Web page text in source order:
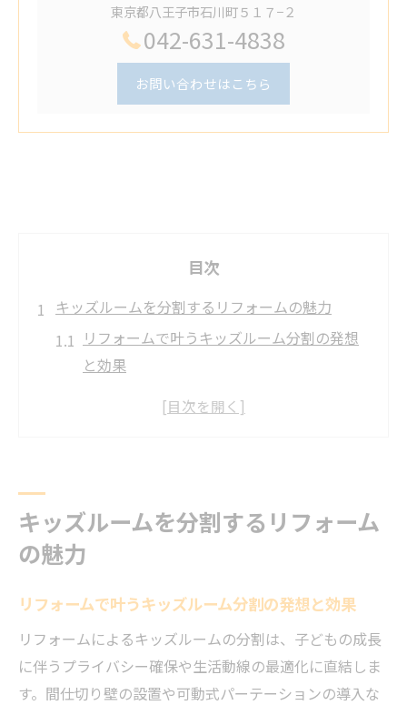
東京都八王子市石川町５１７−２
042-631-4838
お問い合わせはこちら
目次
キッズルームを分割するリフォームの魅力
リフォームで叶うキッズルーム分割の発想
と効果
成長に合わせた子供部屋リフォームの実例
使わなくなった部屋のリフォーム最新アイ
デア集
キッズルーム分割で家族のプライバシーを
守る工夫
子供部屋リフォームで快適空間を実現
リフォームで実現する中学生向け子供部屋
の工夫
キッズルームを分割するリフォーム
の魅力
リフォームで叶うキッズルーム分割の発想と効果
リフォームによるキッズルームの分割は、子どもの成長
に伴うプライバシー確保や生活動線の最適化に直結しま
す。間仕切り壁の設置や可動式パーテーションの導入な